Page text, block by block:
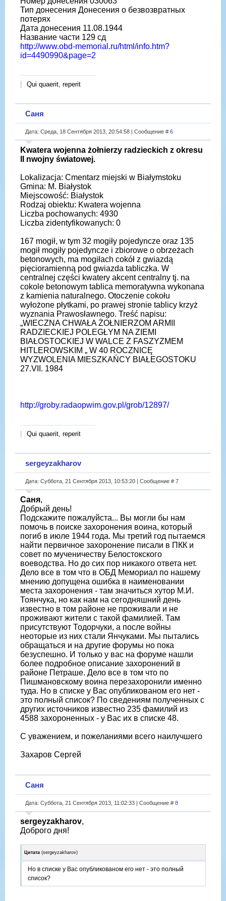
Тип донесения Донесения о безвозвратных
потерях
Дата донесения 11.08.1944
Название части 129 сд
http://www.obd-memorial.ru/html/info.htm?
id=4490990&page=2
Qui quaerit, reperit
Саня
Дата: Среда, 18 Сентября 2013, 20:54:58 | Сообщение # 6
Kwatera wojenna żołnierzy radzieckich z okresu
II nwojny światowej.
Lokalizacja: Cmentarz miejski w Białymstoku
Gmina: M. Białystok
Miejscowość: Białystok
Rodzaj obiektu: Kwatera wojenna
Liczba pochowanych: 4930
Liczba zidentyfikowanych: 0
167 mogił, w tym 32 mogiły pojedyncze oraz 135
mogił mogiły pojedyncze i zbiorowe o obrzeżach
betonowych, ma mogiłach cokół z gwiazdą
pięcioramienną pod gwiazda tabliczka. W
centralnej części kwatery akcent centralny tj. na
cokole betonowym tablica memoratywna wykonana
z kamienia naturalnego. Otoczenie cokołu
wyłożone płytkami, po prawej stronie tablicy krzyż
wyznania Prawosławnego. Treść napisu:
„WIECZNA CHWAŁA ŻOŁNIERZOM ARMII
RADZIECKIEJ POLEGŁYM NA ZIEMI
BIAŁOSTOCKIEJ W WALCE Z FASZYZMEM
HITLEROWSKIM „ W 40 ROCZNICĘ
WYZWOLENIA MIESZKAŃCY BIAŁEGOSTOKU
27.VII. 1984
http://groby.radaopwim.gov.pl/grob/12897/
Qui quaerit, reperit
sergeyzakharov
Дата: Суббота, 21 Сентября 2013, 10:53:20 | Сообщение # 7
Саня,
Добрый день!
Подскажите пожалуйста... Вы могли бы нам
помочь в поиске захоронения воина, который
погиб в июле 1944 года. Мы третий год пытаемся
найти первичное захоронение писали в ПКК и
совет по мученичеству Белостокского
воеводства. Но до сих пор никакого ответа нет.
Дело все в том что в ОБД Мемориал по нашему
мнению допущена ошибка в наименовании
места захоронения - там значиться хутор М.И.
Тоянчука, но как нам на сегодняшний день
известно в том районе не проживали и не
проживают жители с такой фамилией. Там
присутствуют Тодорчуки, а после войны
неоторые из них стали Янчуками. Мы пытались
обращаться и на другие форумы но пока
безуспешно. И только у вас на форуме нашли
более подробное описание захоронений в
районе Петраше. Дело все в том что по
Пишмановскому воина перезахоронили именно
туда. Но в списке у Вас опубликованом его нет -
это полный список? По сведениям полученных с
других источников известно 235 фамилий из
4588 захороненных - у Вас их в списке 48.
С уважением, и пожеланиями всего наилучшего
Захаров Сергей
Саня
Дата: Суббота, 21 Сентября 2013, 11:02:33 | Сообщение # 8
sergeyzakharov,
Доброго дня!
Цитата (sergeyzakharov)
Но в списке у Вас опубликованом его нет - это полный
список?